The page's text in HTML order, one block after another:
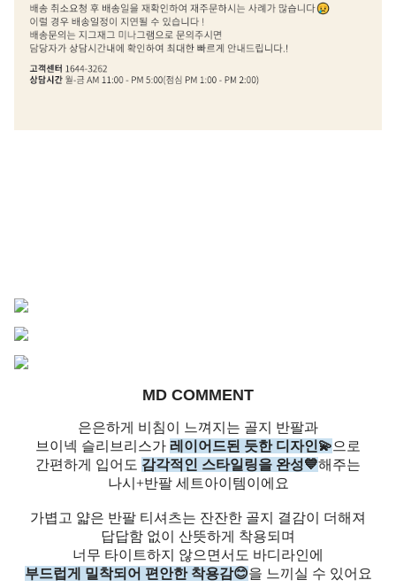
MD COMMENT
은은하게 비침이 느껴지는 골지 반팔과
브이넥 슬리브리스가 레이어드된 듯한 디자인💫으로
간편하게 입어도 감각적인 스타일링을 완성💙해주는
나시+반팔 세트아이템이에요
가볍고 얇은 반팔 티셔츠는 잔잔한 골지 결감이 더해져
답답함 없이 산뜻하게 착용되며
너무 타이트하지 않으면서도 바디라인에
부드럽게 밀착되어 편안한 착용감😊을 느끼실 수 있어요